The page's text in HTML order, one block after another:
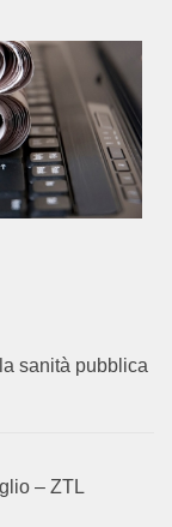
sanità pubblica
– ZTL